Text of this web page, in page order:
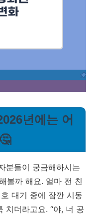
년에는 어
분들이 궁금해하시는
볼까 해요. 얼마 전 친
대기 중에 잠깐 시동
치더라고요. “야, 너 공